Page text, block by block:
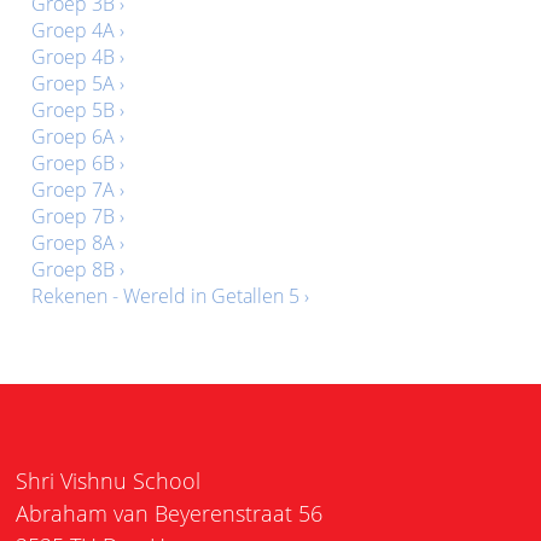
Groep 4A ›
Groep 4B ›
Groep 5A ›
Groep 5B ›
Groep 6A ›
Groep 6B ›
Groep 7A ›
Groep 7B ›
Groep 8A ›
Groep 8B ›
Rekenen - Wereld in Getallen 5 ›
Shri Vishnu School
Abraham van Beyerenstraat 56